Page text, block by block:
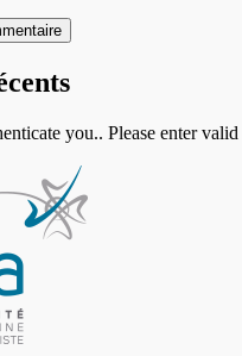
you.. Please enter